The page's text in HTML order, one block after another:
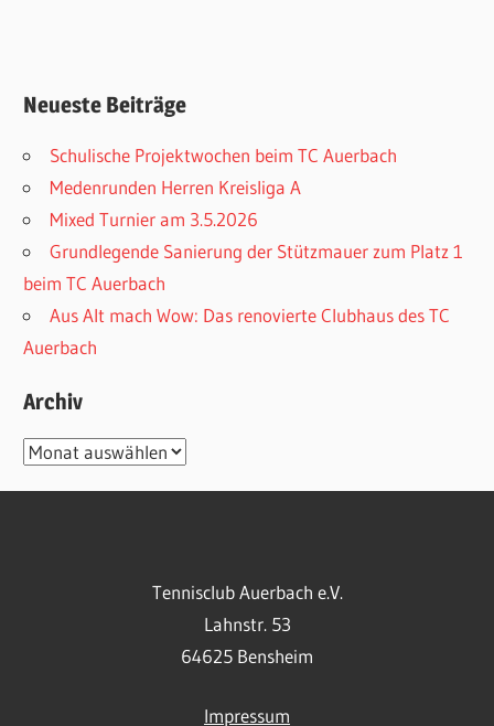
Neueste Beiträge
Schulische Projektwochen beim TC Auerbach
Medenrunden Herren Kreisliga A
Mixed Turnier am 3.5.2026
Grundlegende Sanierung der Stützmauer zum Platz 1
beim TC Auerbach
Aus Alt mach Wow: Das renovierte Clubhaus des TC
Auerbach
Archiv
Archiv
Tennisclub Auerbach e.V.
Lahnstr. 53
64625 Bensheim
Impressum